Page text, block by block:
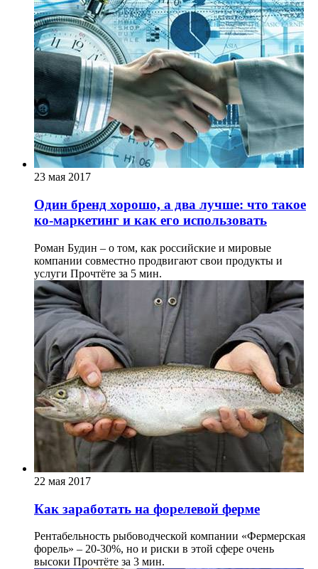
23 мая 2017
Один бренд хорошо, а два лучше: что такое
ко-маркетинг и как его использовать
Роман Будин – о том, как российские и мировые
компании совместно продвигают свои продукты и
услуги Прочтёте за 5 мин.
22 мая 2017
Как заработать на форелевой ферме
Рентабельность рыбоводческой компании «Фермерская
форель» – 20-30%, но и риски в этой сфере очень
высоки Прочтёте за 3 мин.